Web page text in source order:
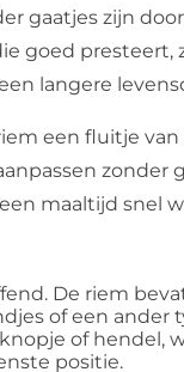
gaatjes zijn
goed presteert,
langere
een fluitje
zonder
maaltijd snel
De riem
of een
of hendel,
positie.